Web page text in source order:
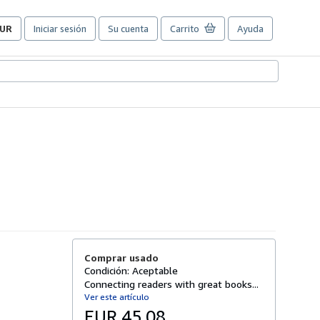
Iniciar sesión Su cuenta Carrito Ayuda
Comprar usado
Condición: Aceptable
Connecting readers with great books...
Ver este artículo